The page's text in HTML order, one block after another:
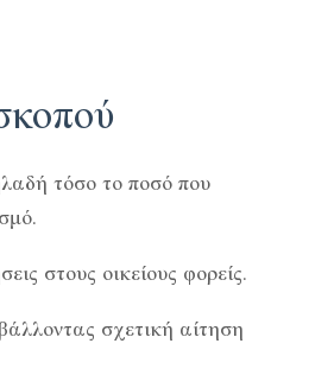
τόσο το ποσό που
στους οικείους φορείς.
σχετική αίτηση